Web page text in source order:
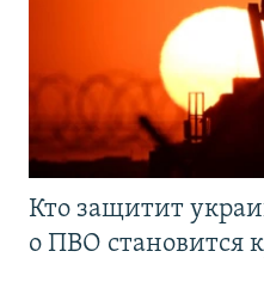
Кто защитит
о ПВО становится